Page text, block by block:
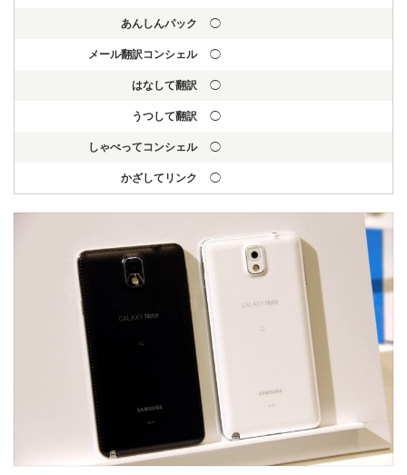
あんしんパック ◯
メール翻訳コンシェル ◯
はなして翻訳 ◯
うつして翻訳 ◯
しゃべってコンシェル ◯
かざしてリンク ◯